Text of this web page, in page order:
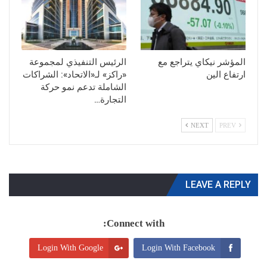
المؤشر نيكاي يتراجع مع
ارتفاع الين
الرئيس التنفيذي لمجموعة
«راكز» لـ«الاتحاد»: الشراكات
الشاملة تدعم نمو حركة
التجارة…
NEXT
LEAVE A REPLY
Connect with:
Login With Facebook
Login With Google